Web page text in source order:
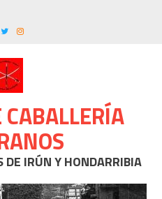
CABALLERÍA
DE IRÚN Y HONDARRIBIA